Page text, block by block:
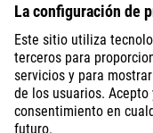
EQUIPMENT
SUPPORT